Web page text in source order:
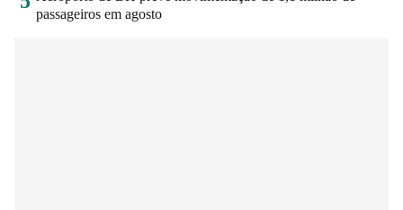
passageiros em agosto